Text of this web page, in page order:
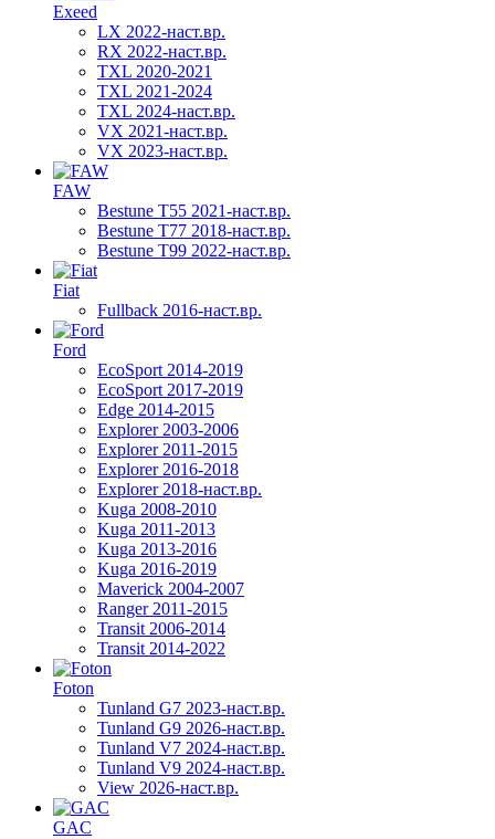
Exeed
LX 2022-наст.вр.
RX 2022-наст.вр.
TXL 2020-2021
TXL 2021-2024
TXL 2024-наст.вр.
VX 2021-наст.вр.
VX 2023-наст.вр.
FAW
Bestune T55 2021-наст.вр.
Bestune T77 2018-наст.вр.
Bestune T99 2022-наст.вр.
Fiat
Fullback 2016-наст.вр.
Ford
EcoSport 2014-2019
EcoSport 2017-2019
Edge 2014-2015
Explorer 2003-2006
Explorer 2011-2015
Explorer 2016-2018
Explorer 2018-наст.вр.
Kuga 2008-2010
Kuga 2011-2013
Kuga 2013-2016
Kuga 2016-2019
Maverick 2004-2007
Ranger 2011-2015
Transit 2006-2014
Transit 2014-2022
Foton
Tunland G7 2023-наст.вр.
Tunland G9 2026-наст.вр.
Tunland V7 2024-наст.вр.
Tunland V9 2024-наст.вр.
View 2026-наст.вр.
GAC